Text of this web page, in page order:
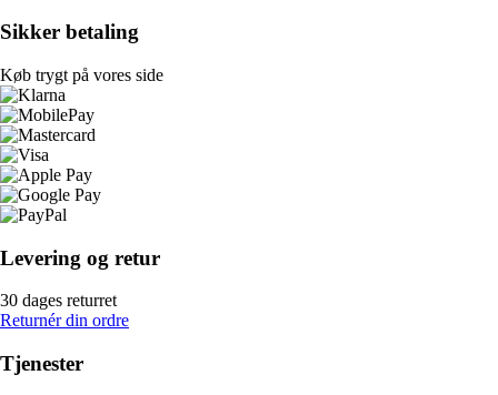
Sikker betaling
Køb trygt på vores side
Levering og retur
30 dages returret
Returnér din ordre
Tjenester